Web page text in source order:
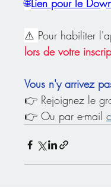
🌐Lien pour le
⚠️ Pour habiliter
lors de votre
Vous n'y arrivez
👉 Rejoignez le
👉 Ou par e-mail